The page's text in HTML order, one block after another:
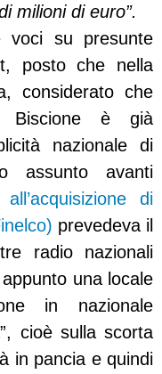
milioni di euro”.
voci su presunte
posto che nella
considerato che
Biscione è già
nazionale di
assunto avanti
di
prevedeva il
radio nazionali
una locale
in nazionale
cioè sulla scorta
in pancia e quindi